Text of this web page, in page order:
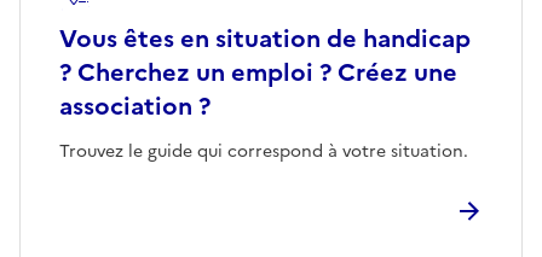
Vous êtes en situation de handicap
? Cherchez un emploi ? Créez une
association ?
Trouvez le guide qui correspond à votre situation.